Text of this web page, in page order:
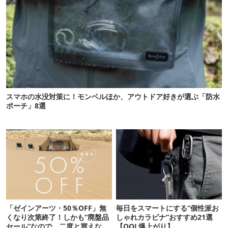
スマホの水没対策に！モンベルほか、アウトドア好きが選ぶ「防水
ポーチ」8選
「ゼインアーツ・50％OFF」無
くなり次第終了！しかも“廃盤品
毎日をスマートにする“個性派お
しゃれカラビナ”おすすめ21選